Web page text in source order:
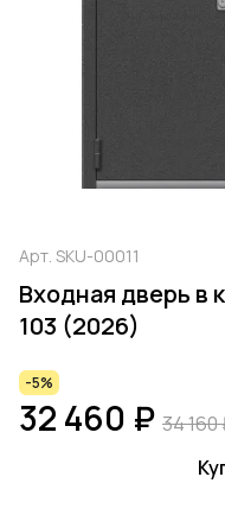
Арт. SKU-00011
Входная дверь в
103 (2026)
-5%
32 460 ₽ 34 160